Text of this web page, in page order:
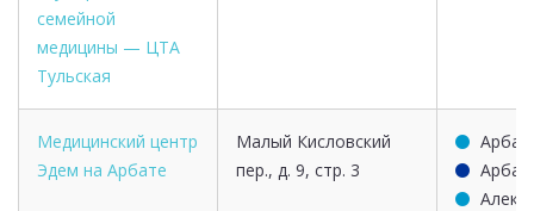
семейной
медицины — ЦТА
Тульская
Медицинский центр
Эдем на Арбате
Малый Кисловский
пер., д. 9, стр. 3